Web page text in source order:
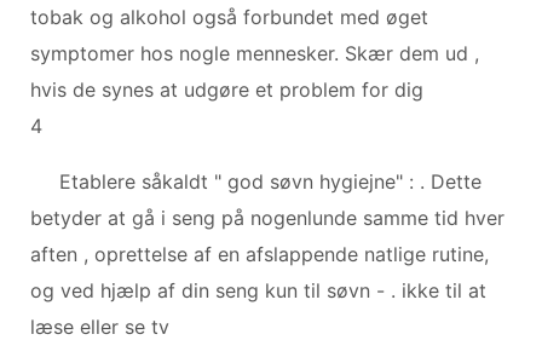
tobak og alkohol også forbundet med øget
symptomer hos nogle mennesker. Skær dem ud ,
hvis de synes at udgøre et problem for dig
4
Etablere såkaldt " god søvn hygiejne" : . Dette
betyder at gå i seng på nogenlunde samme tid hver
aften , oprettelse af en afslappende natlige rutine,
og ved hjælp af din seng kun til søvn - . ikke til at
læse eller se tv